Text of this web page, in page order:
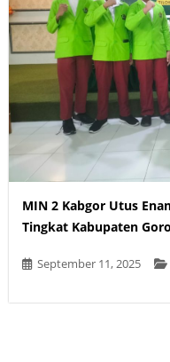
MIN 2 Kabgor Utus
Tingkat Kabupaten
September 11, 2025